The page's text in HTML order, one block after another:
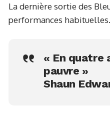
La dernière sortie des
performances habituelles.
« En quatre
pauvre »
Shaun